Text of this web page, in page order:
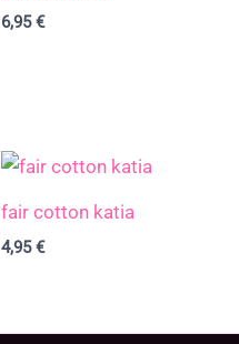
6,95€
fair cotton katia
4,95€